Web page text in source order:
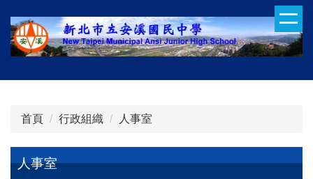
到
主
內
首頁 行政組織 人事室
人事室